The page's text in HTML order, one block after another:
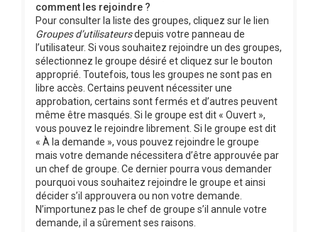
comment les rejoindre ?
Pour consulter la liste des groupes, cliquez sur le lien
Groupes d’utilisateursdepuis votre panneau de
l’utilisateur. Si vous souhaitez rejoindre un des groupes,
sélectionnez le groupe désiré et cliquez sur le bouton
approprié. Toutefois, tous les groupes ne sont pas en
libre accès. Certains peuvent nécessiter une
approbation, certains sont fermés et d’autres peuvent
même être masqués. Si le groupe est dit « Ouvert »,
vous pouvez le rejoindre librement. Si le groupe est dit
« À la demande », vous pouvez rejoindre le groupe
mais votre demande nécessitera d’être approuvée par
un chef de groupe. Ce dernier pourra vous demander
pourquoi vous souhaitez rejoindre le groupe et ainsi
décider s’il approuvera ou non votre demande.
N’importunez pas le chef de groupe s’il annule votre
demande, il a sûrement ses raisons.